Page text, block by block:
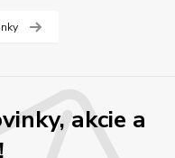
akcie a